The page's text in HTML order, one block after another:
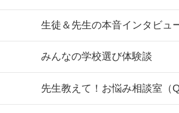
生徒＆先生の本音インタビュ
みんなの学校選び体験談
先生教えて！お悩み相談室（Q